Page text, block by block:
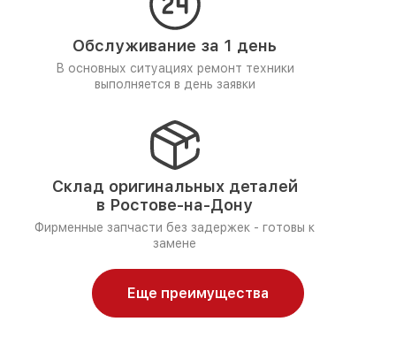
Обслуживание за 1 день
В основных ситуациях ремонт техники
выполняется в день заявки
Склад оригинальных деталей
в Ростове-на-Дону
Фирменные запчасти без задержек - готовы к
замене
Еще преимущества